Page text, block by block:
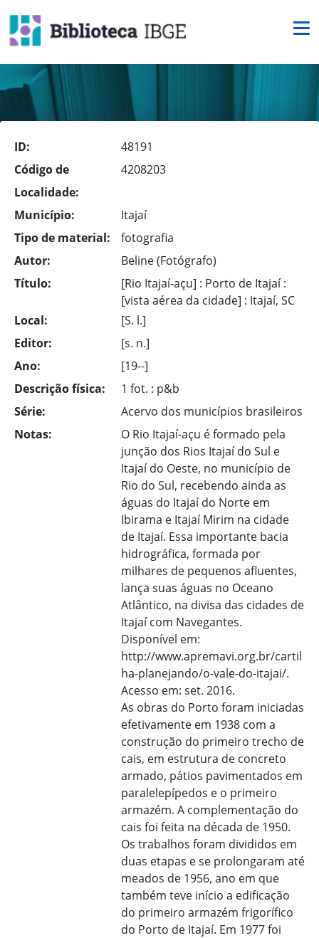
ID:
48191
Código de
Localidade:
4208203
Município:
Itajaí
Tipo de material:
fotografia
Autor:
Beline (Fotógrafo)
Título:
[Rio Itajaí-açu] : Porto de Itajaí :
[vista aérea da cidade] : Itajaí, SC
Local:
[S. l.]
Editor:
[s. n.]
Ano:
[19--]
Descrição física:
1 fot. : p&b
Série:
Acervo dos municípios brasileiros
Notas:
O Rio Itajaí-açu é formado pela
junção dos Rios Itajaí do Sul e
Itajaí do Oeste, no município de
Rio do Sul, recebendo ainda as
águas do Itajaí do Norte em
Ibirama e Itajaí Mirim na cidade
de Itajaí. Essa importante bacia
hidrográfica, formada por
milhares de pequenos afluentes,
lança suas águas no Oceano
Atlântico, na divisa das cidades de
Itajaí com Navegantes.
Disponível em:
http://www.apremavi.org.br/cartil
ha-planejando/o-vale-do-itajai/.
Acesso em: set. 2016.
As obras do Porto foram iniciadas
efetivamente em 1938 com a
construção do primeiro trecho de
cais, em estrutura de concreto
armado, pátios pavimentados em
paralelepípedos e o primeiro
armazém. A complementação do
cais foi feita na década de 1950.
Os trabalhos foram divididos em
duas etapas e se prolongaram até
meados de 1956, ano em que
também teve início a edificação
do primeiro armazém frigorífico
do Porto de Itajaí. Em 1977 foi